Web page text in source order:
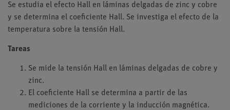
Se estudia el efecto Hall en láminas delgadas de zinc y cobre
y se determina el coeficiente Hall. Se investiga el efecto de la
temperatura sobre la tensión Hall.
Tareas
Se mide la tensión Hall en láminas delgadas de cobre y
zinc.
El coeficiente Hall se determina a partir de las
mediciones de la corriente y la inducción magnética.